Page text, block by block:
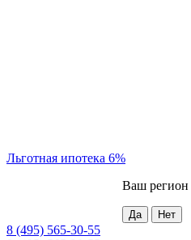
Льготная ипотека 6%
Ваш регион
8 (495) 565-30-55